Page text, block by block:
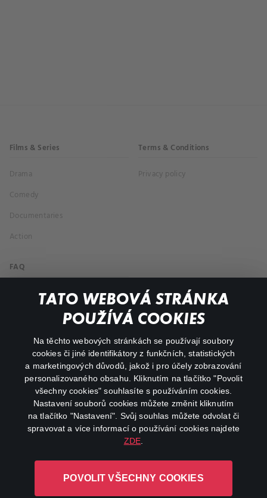
TATO WEBOVÁ STRÁNKA
POUŽÍVÁ COOKIES
Na těchto webových stránkách se používají soubory
cookies či jiné identifikátory z funkčních, statistických
a marketingových důvodů, jakož i pro účely zobrazování
personalizovaného obsahu. Kliknutím na tlačítko "Povolit
všechny cookies" souhlasíte s používáním cookies.
Nastavení souborů cookies můžete změnit kliknutím
na tlačítko "Nastavení". Svůj souhlas můžete odvolat či
spravovat a více informací o používání cookies najdete
ZDE
POVOLIT VŠECHNY COOKIES
Films & Series
Drama
Comedy
Documentaries
Action
Terms & Conditions
Privacy policy
FAQ
My profile
facebookinstagram
youtube
L-1246 Luxembourg R.C.S.